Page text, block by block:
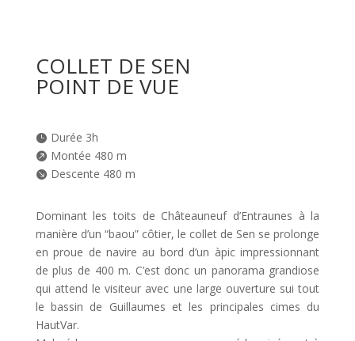
COLLET DE SEN
POINT DE VUE
 Durée 3h
 Montée 480 m
 Descente 480 m
Dominant les toits de Châteauneuf d’Entraunes à la
manière d’un “baou” côtier, le collet de Sen se prolonge
en proue de navire au bord d’un àpic impressionnant
de plus de 400 m. C’est donc un panorama grandiose
qui attend le visiteur avec une large ouverture sui tout
le bassin de Guillaumes et les principales cimes du
HautVar.